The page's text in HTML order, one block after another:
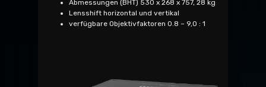
Abmessungen (BHT) 530 x 268 x 757, 28 kg
Lensshift horizontal und vertikal
verfügbare Objektivfaktoren 0.8 – 9,0 : 1